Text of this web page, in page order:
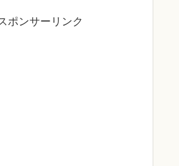
ポンサーリンク